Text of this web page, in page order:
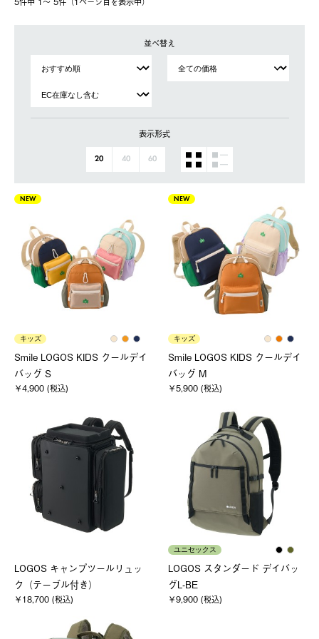
並べ替え
表示形式
20 40 60
NEW
キッズ
Smile LOGOS KIDS クールデイ
バッグ S
￥4,900 (税込)
NEW
キッズ
Smile LOGOS KIDS クールデイ
バッグ M
￥5,900 (税込)
LOGOS キャンプツールリュッ
ク（テーブル付き）
￥18,700 (税込)
ユニセックス
LOGOS スタンダード デイバッ
グL-BE
￥9,900 (税込)